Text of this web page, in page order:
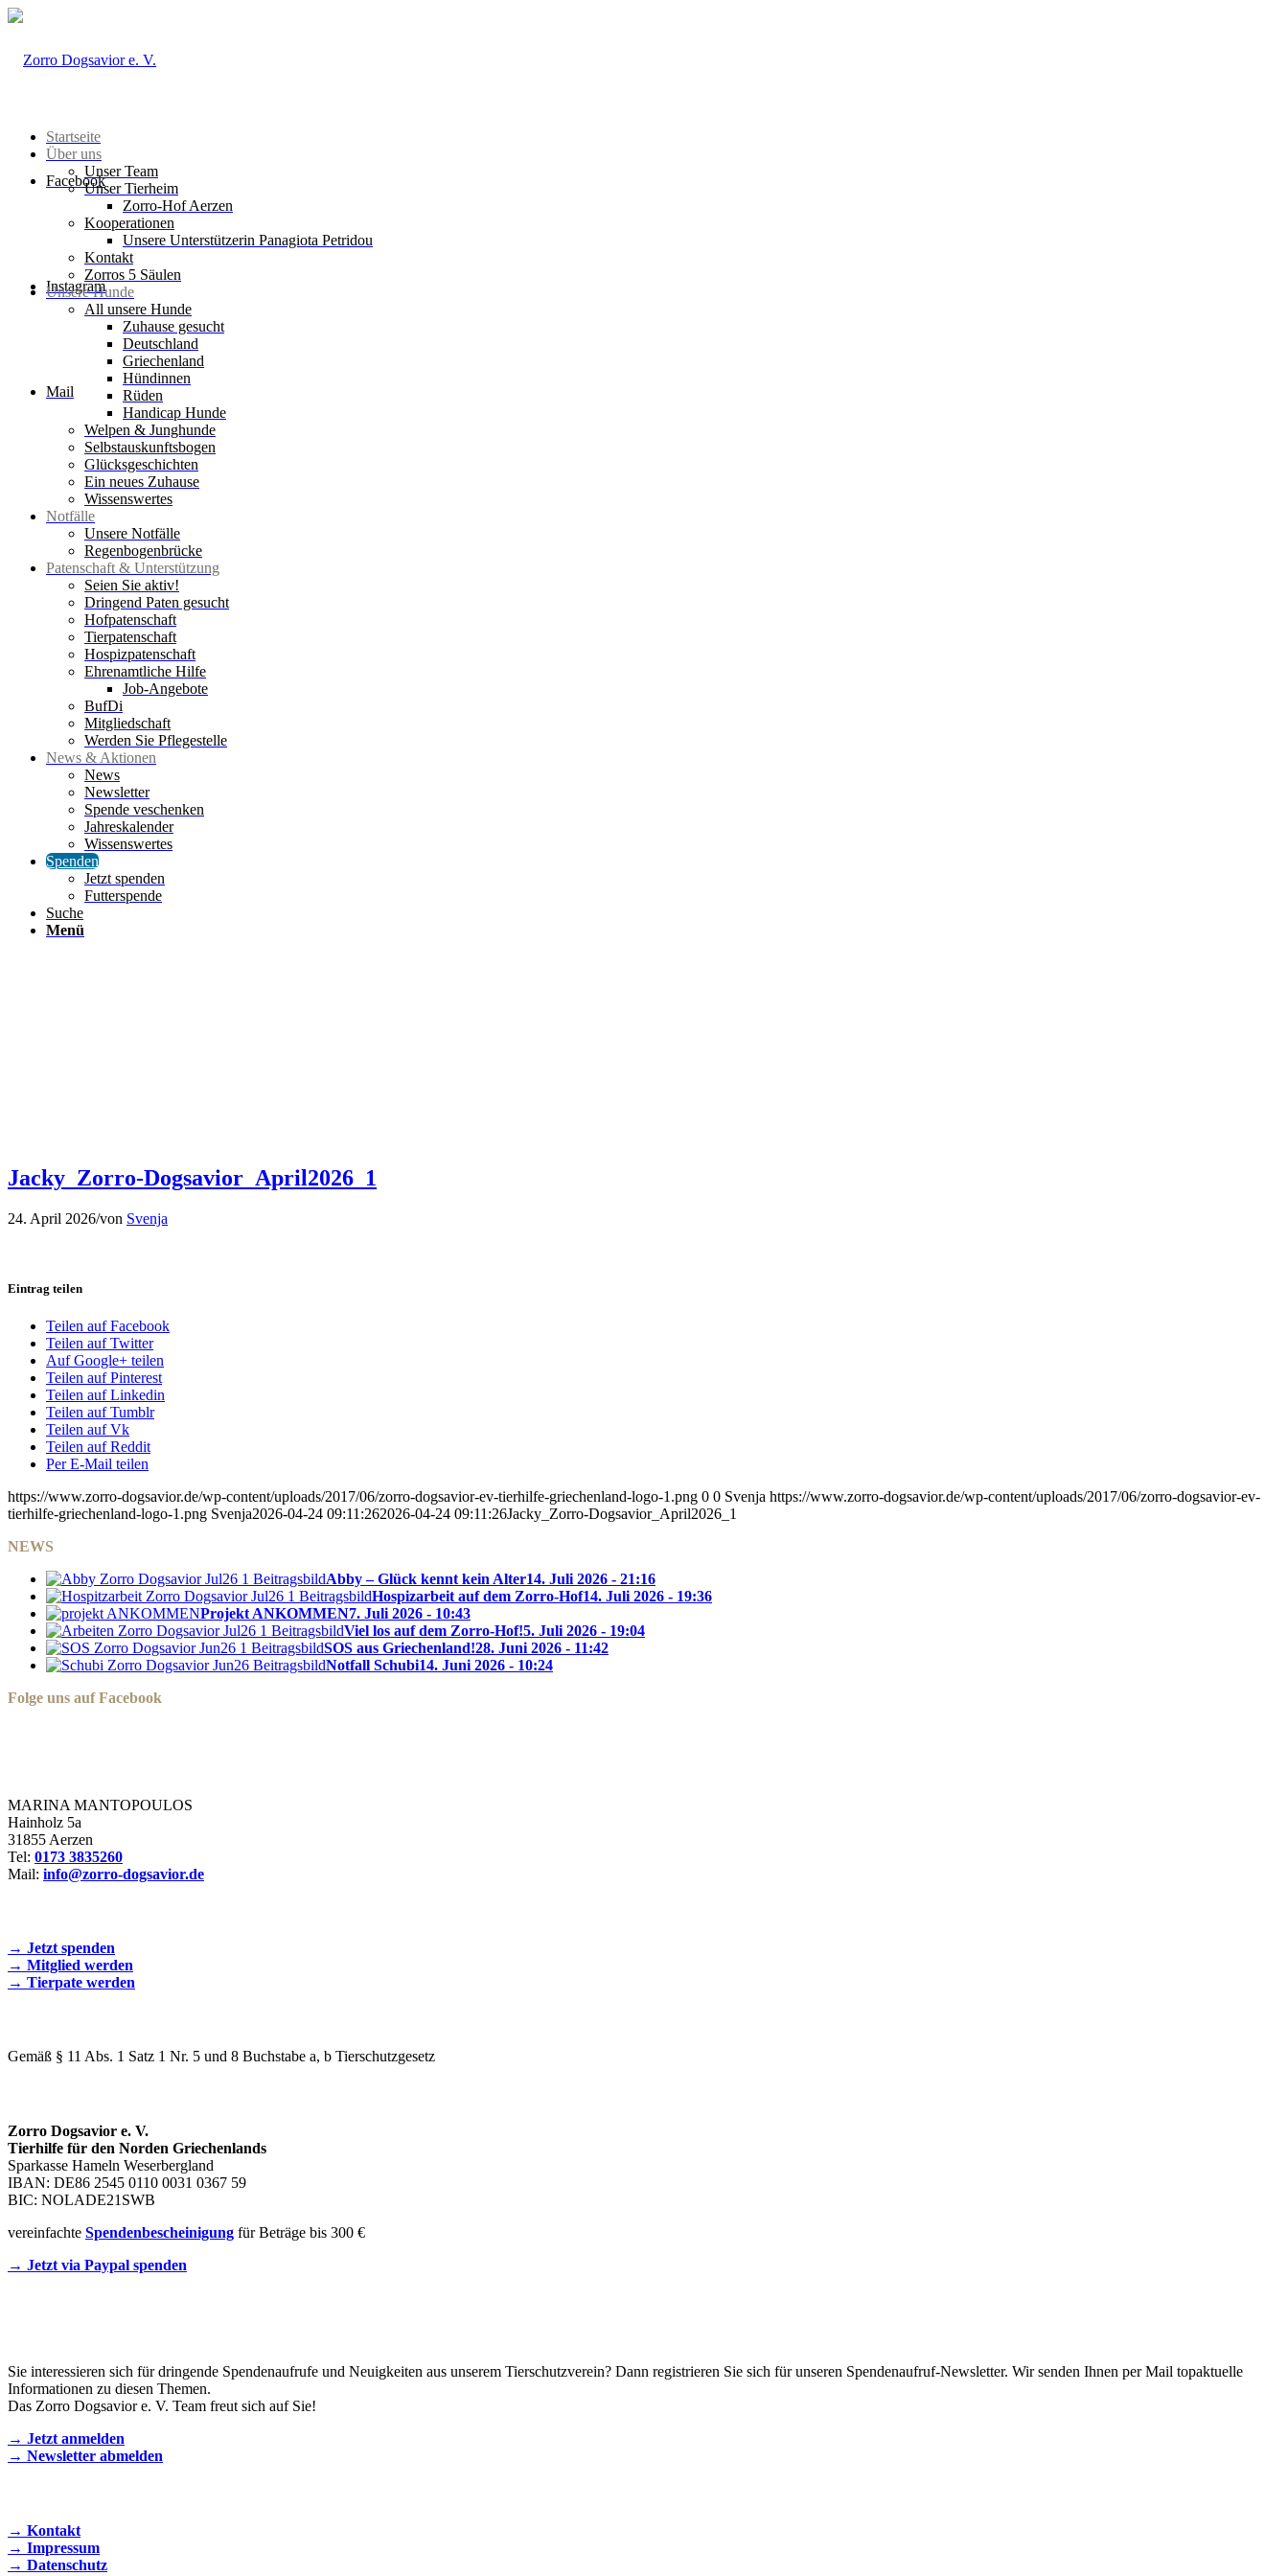
Facebook
Instagram
Mail
Startseite
Über uns
Unser Team
Unser Tierheim
Zorro-Hof Aerzen
Kooperationen
Unsere Unterstützerin Panagiota Petridou
Kontakt
Zorros 5 Säulen
Unsere Hunde
All unsere Hunde
Zuhause gesucht
Deutschland
Griechenland
Hündinnen
Rüden
Handicap Hunde
Welpen & Junghunde
Selbstauskunftsbogen
Glücksgeschichten
Ein neues Zuhause
Wissenswertes
Notfälle
Unsere Notfälle
Regenbogenbrücke
Patenschaft & Unterstützung
Seien Sie aktiv!
Dringend Paten gesucht
Hofpatenschaft
Tierpatenschaft
Hospizpatenschaft
Ehrenamtliche Hilfe
Job-Angebote
BufDi
Mitgliedschaft
Werden Sie Pflegestelle
News & Aktionen
News
Newsletter
Spende veschenken
Jahreskalender
Wissenswertes
Spenden
Jetzt spenden
Futterspende
Suche
Menü
Jacky_Zorro-Dogsavior_April2026_1
24. April 2026/von Svenja
Eintrag teilen
Teilen auf Facebook
Teilen auf Twitter
Auf Google+ teilen
Teilen auf Pinterest
Teilen auf Linkedin
Teilen auf Tumblr
Teilen auf Vk
Teilen auf Reddit
Per E-Mail teilen
https://www.zorro-dogsavior.de/wp-content/uploads/2017/06/zorro-dogsavior-ev-tierhilfe-griechenland-logo-1.png 0 0 Svenja https://www.zorro-dogsavior.de/wp-content/uploads/2017/06/zorro-dogsavior-ev-
tierhilfe-griechenland-logo-1.png Svenja2026-04-24 09:11:262026-04-24 09:11:26Jacky_Zorro-Dogsavior_April2026_1
NEWS
Abby – Glück kennt kein Alter14. Juli 2026 - 21:16
Hospizarbeit auf dem Zorro-Hof14. Juli 2026 - 19:36
Projekt ANKOMMEN7. Juli 2026 - 10:43
Viel los auf dem Zorro-Hof!5. Juli 2026 - 19:04
SOS aus Griechenland!28. Juni 2026 - 11:42
Notfall Schubi14. Juni 2026 - 10:24
Folge uns auf Facebook
MARINA MANTOPOULOS
Hainholz 5a
31855 Aerzen
Tel: 0173 3835260
Mail: info@zorro-dogsavior.de
→ Jetzt spenden
→ Mitglied werden
→ Tierpate werden
Gemäß § 11 Abs. 1 Satz 1 Nr. 5 und 8 Buchstabe a, b Tierschutzgesetz
Zorro Dogsavior e. V.
Tierhilfe für den Norden Griechenlands
Sparkasse Hameln Weserbergland
IBAN: DE86 2545 0110 0031 0367 59
BIC: NOLADE21SWB
vereinfachte Spendenbescheinigung für Beträge bis 300 €
→ Jetzt via Paypal spenden
Sie interessieren sich für dringende Spendenaufrufe und Neuigkeiten aus unserem Tierschutzverein? Dann registrieren Sie sich für unseren Spendenaufruf-Newsletter. Wir senden Ihnen per Mail topaktuelle
Informationen zu diesen Themen.
Das Zorro Dogsavior e. V. Team freut sich auf Sie!
→ Jetzt anmelden
→ Newsletter abmelden
→ Kontakt
→ Impressum
→ Datenschutz